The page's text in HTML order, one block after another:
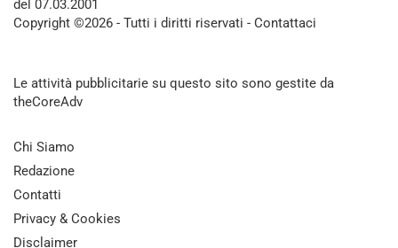
del 07.03.2001
Copyright ©2026 - Tutti i diritti riservati - Contattaci
Le attività pubblicitarie su questo sito sono gestite da
theCoreAdv
Chi Siamo
Redazione
Contatti
Privacy & Cookies
Disclaimer